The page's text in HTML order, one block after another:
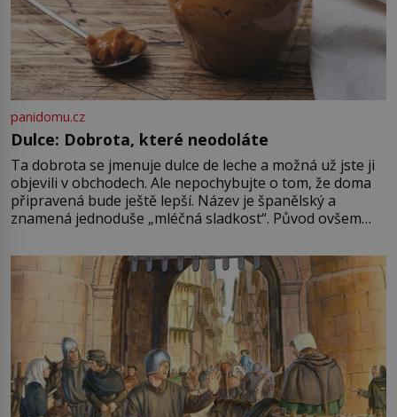
panidomu.cz
Dulce: Dobrota, které neodoláte
Ta dobrota se jmenuje dulce de leche a možná už jste ji
objevili v obchodech. Ale nepochybujte o tom, že doma
připravená bude ještě lepší. Název je španělský a
znamená jednoduše „mléčná sladkost“. Původ ovšem
pře hned několik latinskoamerických zemí a k tomu
Francie, kde se traduje,